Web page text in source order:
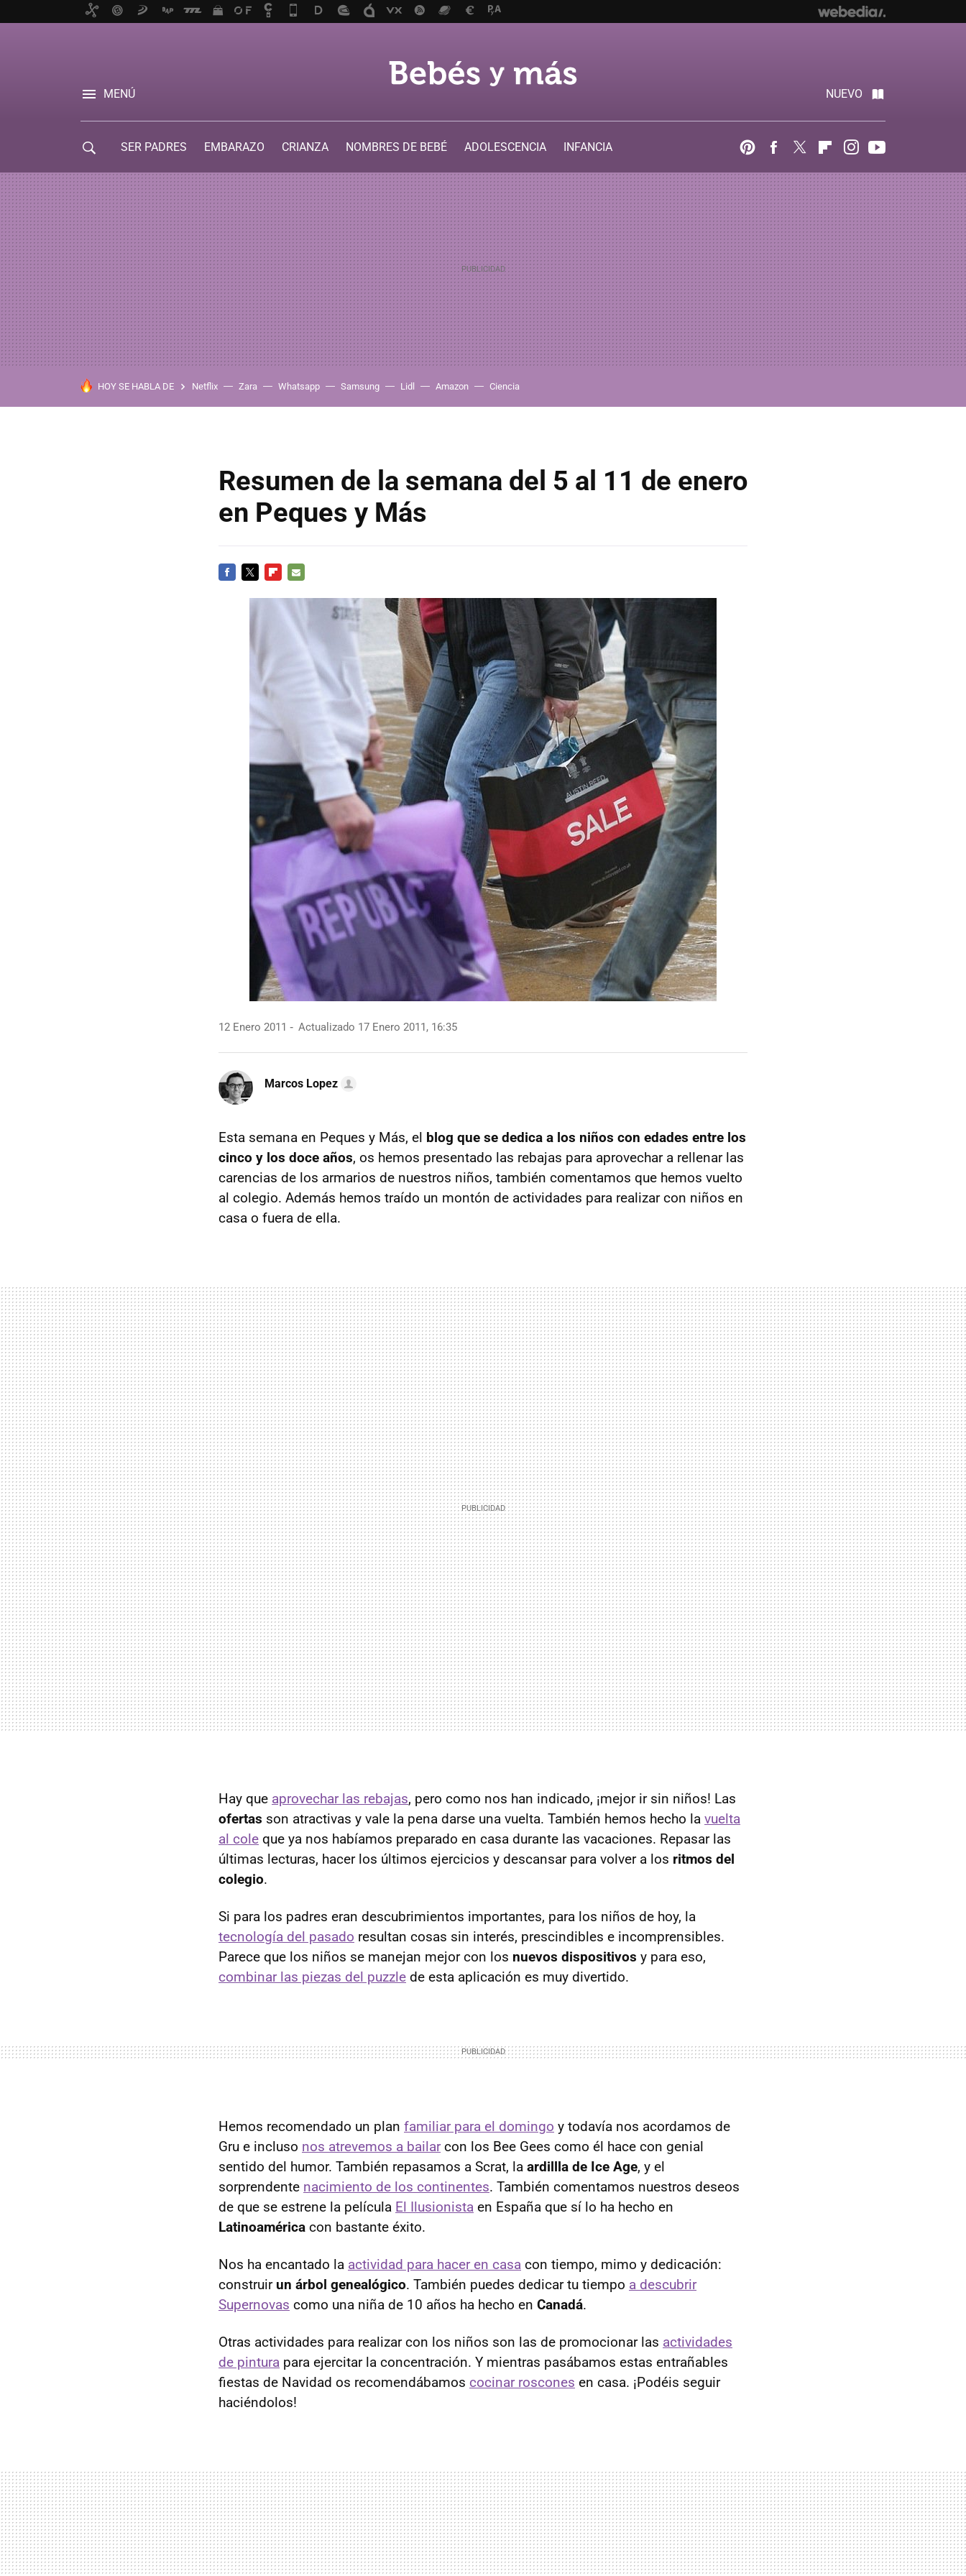
MENÚ NUEVO
SER PADRES EMBARAZO CRIANZA NOMBRES DE BEBÉ ADOLESCENCIA
INFANCIA
PinterestFacebook
Twitter FlipboardInstagram
HOY SE HABLA DE Netflix Zara Whatsapp Samsung Lidl Amazon Ciencia
Resumen de la semana del 5 al 11 de enero
en Peques y Más
12 Enero 2011 Actualizado 17 Enero 2011, 16:35
Marcos Lopez
Esta semana en Peques y Más, el blog que se dedica a los niños con edades entre los
cinco y los doce años, os hemos presentado las rebajas para aprovechar a rellenar las
carencias de los armarios de nuestros niños, también comentamos que hemos vuelto
al colegio. Además hemos traído un montón de actividades para realizar con niños en
casa o fuera de ella.
Hay que aprovechar las rebajas, pero como nos han indicado, ¡mejor ir sin niños! Las
ofertas son atractivas y vale la pena darse una vuelta. También hemos hecho la vuelta
al cole que ya nos habíamos preparado en casa durante las vacaciones. Repasar las
últimas lecturas, hacer los últimos ejercicios y descansar para volver a los ritmos del
colegio.
Si para los padres eran descubrimientos importantes, para los niños de hoy, la
tecnología del pasado resultan cosas sin interés, prescindibles e incomprensibles.
Parece que los niños se manejan mejor con los nuevos dispositivos y para eso,
combinar las piezas del puzzle de esta aplicación es muy divertido.
Hemos recomendado un plan familiar para el domingo y todavía nos acordamos de
Gru e incluso nos atrevemos a bailarcon los Bee Gees como él hace con genial
sentido del humor. También repasamos a Scrat, la ardillla de Ice Age, y el
sorprendente nacimiento de los continentes. También comentamos nuestros deseos
de que se estrene la película El Ilusionista en España que sí lo ha hecho en
Latinoamérica con bastante éxito.
Nos ha encantado la actividad para hacer en casa con tiempo, mimo y dedicación:
construir un árbol genealógico. También puedes dedicar tu tiempo a descubrir
Supernovas como una niña de 10 años ha hecho en Canadá.
Otras actividades para realizar con los niños son las de promocionar las actividades
de pintura para ejercitar la concentración. Y mientras pasábamos estas entrañables
fiestas de Navidad os recomendábamos cocinar roscones en casa. ¡Podéis seguir
haciéndolos!